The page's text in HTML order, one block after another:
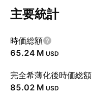
主要統計
時価総額
‪65.24 M‬ USD
完全希薄化後時価総額
‪85.02 M‬ USD